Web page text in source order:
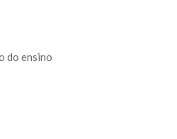
do ensino